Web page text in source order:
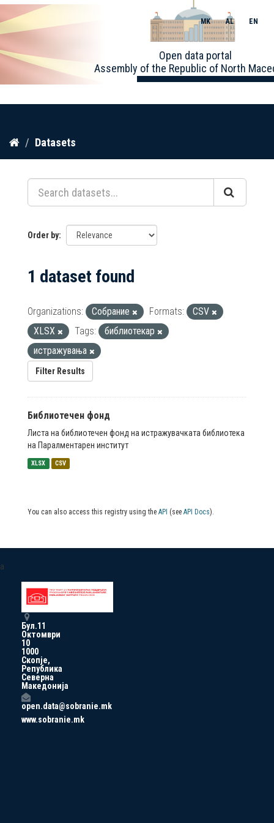
Skip
content
Open data portal
Assembly of the Republic of North
MK AL EN
Datasets
Order by
1 dataset found
Organizations: Собрание Formats:
CSV
XLSX
Tags:
библиотекар
истражувања
Filter Results
Библиотечен фонд
Листа на библиотечен фонд на истражувачката библиотека
на Паралментарен институт
XLSX CSV
You can also access this registry using the API (see API Docs).
a
Бул.11
Октомври
10
1000
Скопје,
Република
Северна
Македонија
open.data@sobranie.mk
www.sobranie.mk